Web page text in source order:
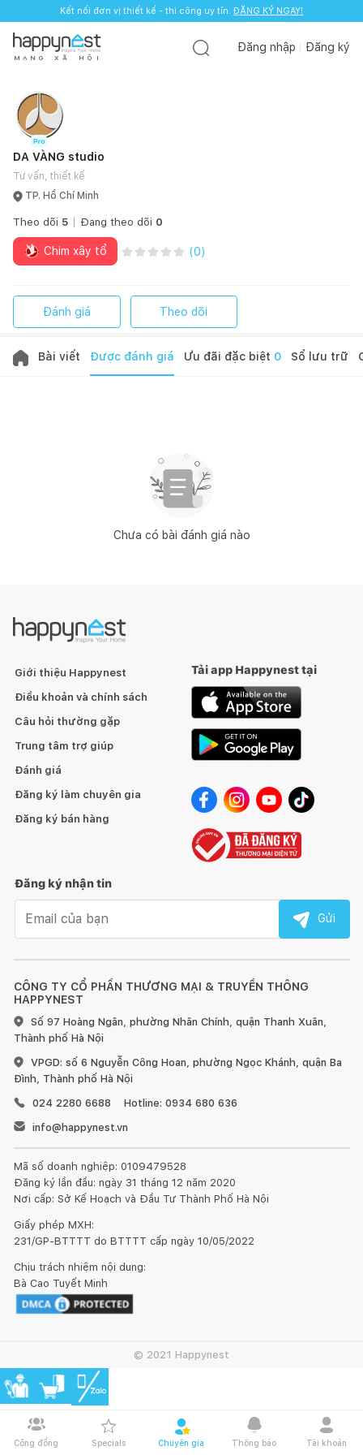
Kết nối đơn vị thiết kế - thi công uy tín. ĐĂNG KÝ NGAY!
M Ạ N G X Ã H Ộ I
Đăng nhập Đăng ký
Cộng đồng Specials Chuyên gia Thông báo Tài khoản
DA VÀNG studio
Tư vấn, thiết kế
TP. Hồ Chí Minh
Theo dõi 5 Đang theo dõi 0
Chim xây tổ (0)
Đánh giá Theo dõi
Bài viết Được đánh giá Ưu đãi đặc biệt 0 Sổ lưu trữ
Chưa có bài đánh giá nào
CÔNG TY CỔ PHẦN THƯƠNG MẠI & TRUYỀN THÔNG
HAPPYNEST
Số 97 Hoàng Ngân, phường Nhân Chính, quận Thanh Xuân,
Thành phố Hà Nội
VPGD: số 6 Nguyễn Công Hoan, phường Ngọc Khánh, quận Ba
Đình, Thành phố Hà Nội
024 2280 6688
Hotline: 0934 680 636
info@happynest.vn
Mã số doanh nghiệp: 0109479528
Đăng ký lần đầu: ngày 31 tháng 12 năm 2020
Nơi cấp: Sở Kế Hoạch và Đầu Tư Thành Phố Hà Nội
Giấy phép MXH:
231/GP-BTTTT do BTTTT cấp ngày 10/05/2022
Chịu trách nhiệm nội dung:
Bà Cao Tuyết Minh
Giới thiệu Happynest
Điều khoản và chính sách
Câu hỏi thường gặp
Trung tâm trợ giúp
Đánh giá
Đăng ký làm chuyên gia
Đăng ký bán hàng
Tải app Happynest tại
Đăng ký nhận tin
Gửi
© 2021 Happynest